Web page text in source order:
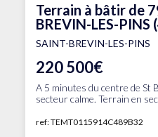
Terrain à bâtir de
BREVIN-LES-PINS
SAINT-BREVIN-LES-PINS
220 500€
A 5 minutes du centre de St
secteur calme. Terrain en
ref: TEMT0115914C489B32